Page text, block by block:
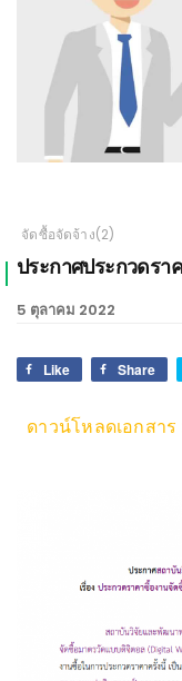
จัดซื้อจัดจ้าง(2)
ประกาศประกวดร
5 ตุลาคม 2022
Like Share
ดาวน์โหลดเอกสา